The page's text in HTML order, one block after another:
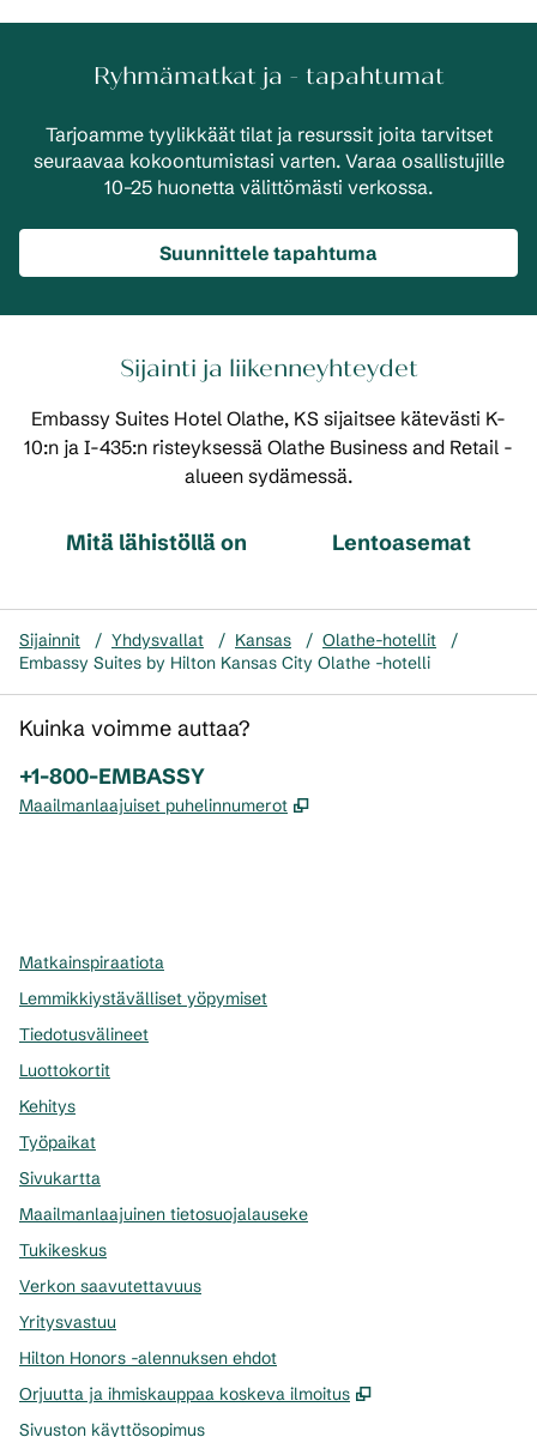
Ryhmämatkat ja - tapahtumat
Tarjoamme tyylikkäät tilat ja resurssit joita tarvitset
seuraavaa kokoontumistasi varten. Varaa osallistujille
10–25 huonetta välittömästi verkossa.
Suunnittele tapahtuma
Sijainti ja liikenneyhteydet
Embassy Suites Hotel Olathe, KS sijaitsee kätevästi K-
10:n ja I-435:n risteyksessä Olathe Business and Retail -
alueen sydämessä.
Mitä lähistöllä on Lentoasemat
Sijainnit / Yhdysvallat / Kansas / Olathe-hotellit
/
Embassy Suites by Hilton Kansas City Olathe -hotelli
Kuinka voimme auttaa?
Puhelin:
+1-800-EMBASSY
Maailmanlaajuiset puhelinnumerot ,
Matkainspiraatiota
Lemmikkiystävälliset yöpymiset
Tiedotusvälineet
Luottokortit
Kehitys
Työpaikat
Sivukartta
Maailmanlaajuinen tietosuojalauseke
Tukikeskus
Verkon saavutettavuus
Yritysvastuu
Hilton Honors -alennuksen ehdot
Orjuutta ja ihmiskauppaa koskeva ilmoitus
,
Sivuston käyttösopimus